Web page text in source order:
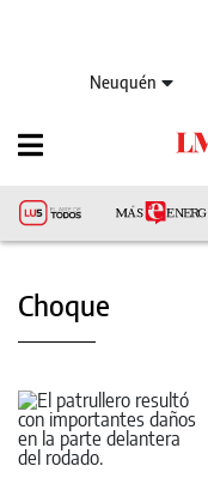
Neuquén
Choque